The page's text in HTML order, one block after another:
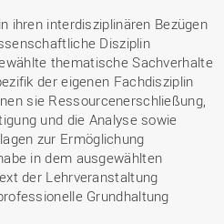
ihren interdisziplinären Bezügen
Disziplin
thematische Sachverhalte
der eigenen Fachdisziplin
sie Ressourcenerschließung,
und die Analyse sowie
zur Ermöglichung
in dem ausgewählten
der Lehrveranstaltung
Grundhaltung